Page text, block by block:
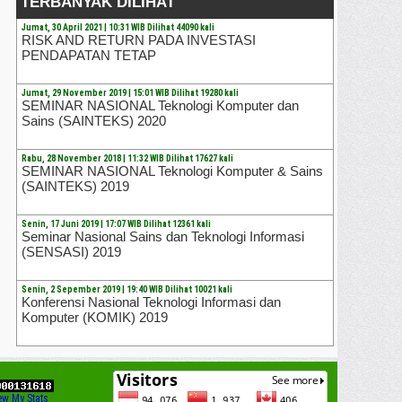
Jumat, 30 April 2021 | 10:31 WIB Dilihat 44090 kali
RISK AND RETURN PADA INVESTASI
PENDAPATAN TETAP
Jumat, 29 November 2019 | 15:01 WIB Dilihat 19280 kali
SEMINAR NASIONAL Teknologi Komputer dan
Sains (SAINTEKS) 2020
Rabu, 28 November 2018 | 11:32 WIB Dilihat 17627 kali
SEMINAR NASIONAL Teknologi Komputer & Sains
(SAINTEKS) 2019
Senin, 17 Juni 2019 | 17:07 WIB Dilihat 12361 kali
Seminar Nasional Sains dan Teknologi Informasi
(SENSASI) 2019
Senin, 2 Sepember 2019 | 19:40 WIB Dilihat 10021 kali
Konferensi Nasional Teknologi Informasi dan
Komputer (KOMIK) 2019
My Stats